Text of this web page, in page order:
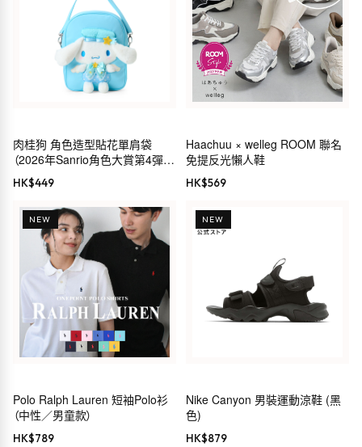
肉桂狗 角色造型貼花單肩袋
（2026年Sanrio角色大賞第4彈
Sanrio穿搭系列）
HK$449
Haachuu × welleg ROOM 聯名
免提反光懶人鞋
HK$569
NEW
Polo Ralph Lauren 短袖Polo衫
（中性／男童款）
HK$789
NEW
Nike Canyon 男裝運動涼鞋 (黑
色)
HK$879